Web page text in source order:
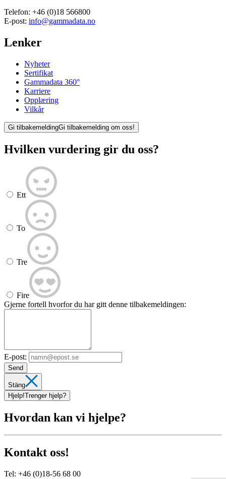
Telefon: +46 (0)18 566800
E-post: info@gammadata.no
Lenker
Nyheter
Sertifikat
Gammadata 360°
Karriere
Opplæring
Vilkår
Gi tilbakemeldingGi tilbakemelding om oss!
Hvilken vurdering gir du oss?
Ett
To
Tre
Fire
Gjerne fortell hvorfor du har gitt denne tilbakemeldingen:
E-post:
Send
Stäng
Hjelp!Trenger hjelp?
Hvordan kan vi hjelpe?
Kontakt oss!
Tel: +46 (0)18-56 68 00